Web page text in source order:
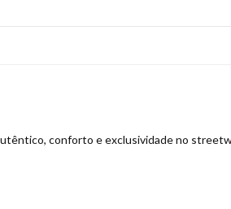
conforto e exclusividade no